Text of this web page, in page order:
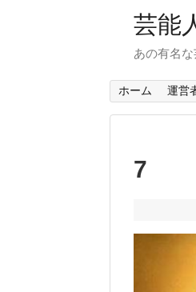
芸能
あの有名
ホーム 運営
7